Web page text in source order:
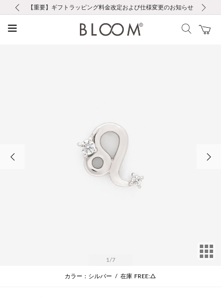
お修理・アフターサービスのご案内
【重要】令和８年熊本地震に伴う集配への影響について
【重要】ギフトラッピング料金改定および仕様変更のお知らせ
【重要】夏季休業の営業についてのご案内
税込5,500円以上で送料無料｜最短24時間以内に発送
新規会員登録で1000ポイントプレゼント！
新規LINE友だち登録で500円クーポンプレゼント
会員限定！レビュー投稿で100ポイントプレゼント
お修理・アフターサービスのご案内
【重要】令和８年熊本地震に伴う集配への影響について
1 /7
カラー：シルバー / 在庫 FREE:△